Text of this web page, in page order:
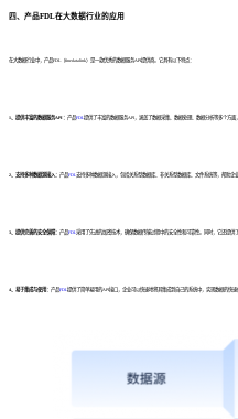
四、产品FDL在大数据行业的应用
在大数据行业中，产品FDL（finedatalink）是一款优秀的数据服务API提供商。它具有以下特点：
1、提供丰富的数据服务API： 产品 FDL 提供了丰富的数据服务API，涵盖了数据采集、数据处理、数据分析等多个方面
2、支持多种数据源接入： 产品 FDL 支持多种数据源接入，包括关系型数据库、非关系型数据库、文件系统等，帮助企
3、提供完善的安全保障： 产品 FDL 采用了先进的加密技术，确保数据传输过程中的安全性和可靠性。同时，它还提供
4、易于集成与使用： 产品 FDL 提供了简单易用的API接口，企业可以快速地将其集成到自己的系统中，实现数据的快速